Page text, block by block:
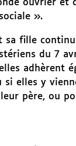
ouvrier et
».
sa fille
du 7
adhèrent
si elles y
père, ou